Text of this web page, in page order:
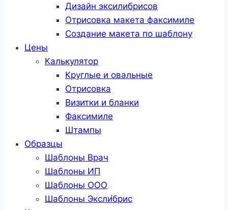
Дизайн эксилибрисов
Отрисовка макета факсимиле
Создание макета по шаблону
Цены
Калькулятор
Круглые и овальные
Отрисовка
Визитки и бланки
Факсимиле
Штампы
Образцы
Шаблоны Врач
Шаблоны ИП
Шаблоны ООО
Шаблоны Эксли́брис